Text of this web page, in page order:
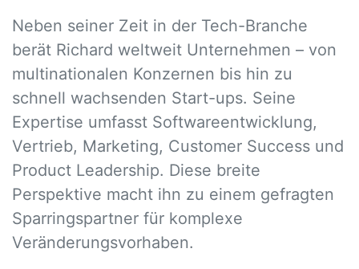
Neben seiner Zeit in der Tech-Branche
berät Richard weltweit Unternehmen – von
multinationalen Konzernen bis hin zu
schnell wachsenden Start-ups. Seine
Expertise umfasst Softwareentwicklung,
Vertrieb, Marketing, Customer Success und
Product Leadership. Diese breite
Perspektive macht ihn zu einem gefragten
Sparringspartner für komplexe
Veränderungsvorhaben.